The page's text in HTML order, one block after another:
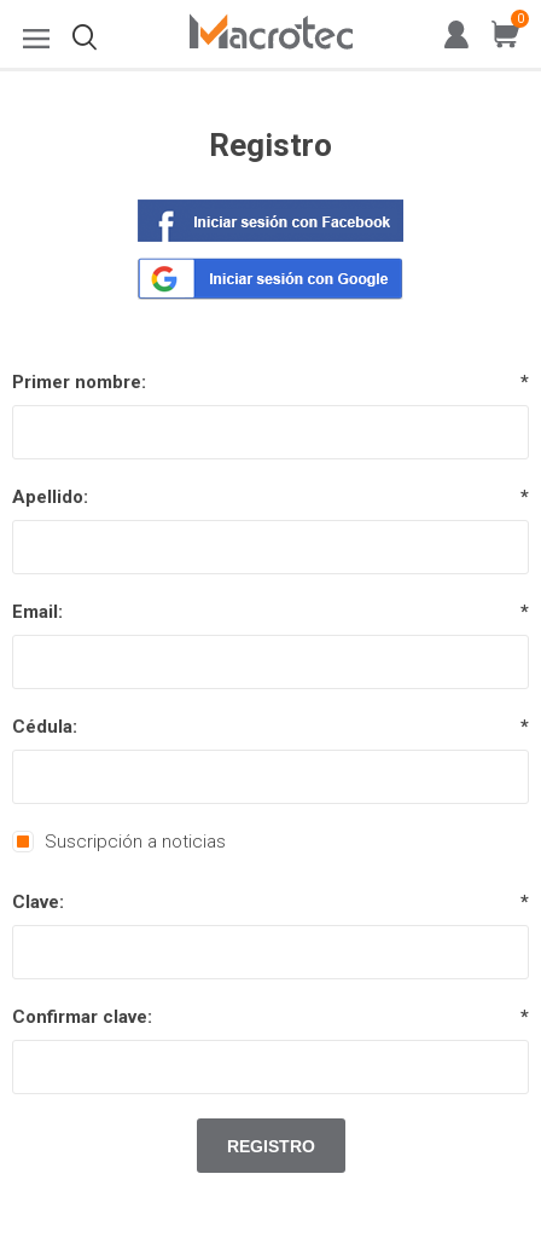
0
Registro
Primer nombre: *
Apellido: *
Email: *
Cédula: *
Suscripción a noticias
Clave: *
Confirmar clave: *